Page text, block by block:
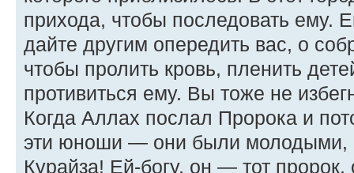
прихода, чтобы последовать ему.
дайте другим опередить вас, о
чтобы пролить кровь, пленить
противиться ему. Вы тоже не
Когда Аллах послал Пророка и
эти юноши — они были
Курайза! Ей-богу, он — тот пророк,